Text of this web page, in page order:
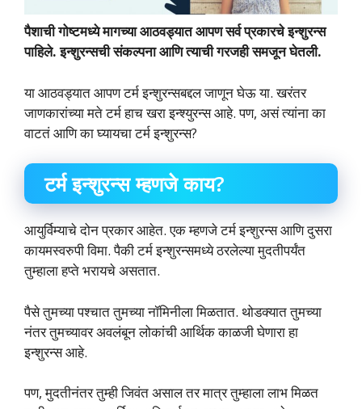
पैशाची गोष्टमध्ये मागच्या आठवड्यात आपण सर्व प्रकारचे इन्शुरन्स
पाहिले. इन्शुरन्सची संकल्पना आणि त्याची गरजही समजून घेतली.
या आठवड्यात आपण टर्म इन्शुरन्सबद्दल जाणून घेऊ या. खरंतर
जाणकारांच्या मते टर्म हाच खरा इन्श्युरन्स आहे. पण, असं त्यांना का
वाटतं आणि का घ्यायचा टर्म इन्शुरन्स?
टर्म इन्शुरन्स म्हणजे काय?
आयुर्विम्याचे दोन प्रकार आहेत. एक म्हणजे टर्म इन्शुरन्स आणि दुसरा
कायमस्वरुपी विमा. पैकी टर्म इन्शुरन्समध्ये ठरलेल्या मुदतीपर्यंत
तुम्हाला हप्ते भरायचे असतात.
पैसे तुमच्या पश्चात तुमच्या नॉमिनीला मिळतात. थोडक्यात तुमच्या
नंतर तुमच्यावर अवलंबून लोकांची आर्थिक काळजी घेणारा हा
इन्शुरन्स आहे.
पण, मुदतीनंतर तुम्ही जिवंत असाल तर मात्र तुम्हाला लाभ मिळत